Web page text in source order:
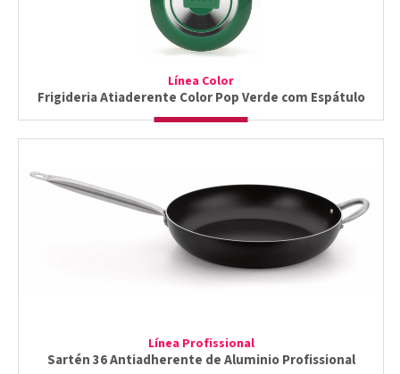
Línea Color
Frigideria Atiaderente Color Pop Verde com Espátulo
Línea Profissional
Sartén 36 Antiadherente de Aluminio Profissional